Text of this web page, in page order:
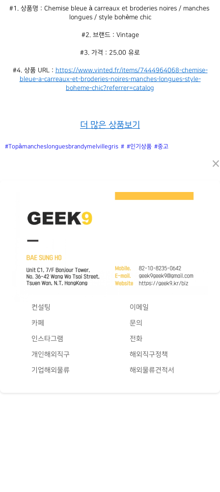
#1. 상품명 : Chemise bleue à carreaux et broderies noires / manches
longues / style bohème chic
#2. 브랜드 : Vintage
#3. 가격 : 25.00 유로
#4. 상품 URL : https://www.vinted.fr/items/7444964068-chemise-
bleue-a-carreaux-et-broderies-noires-manches-longues-style-
boheme-chic?referrer=catalog
더 많은 상품보기
#Topàmancheslonguesbrandymelvillegris # #인기상품 #중고
×
컨설팅
카페
인스타그램
개인해외직구
기업해외물류
이메일
문의
전화
해외직구정책
해외물류견적서